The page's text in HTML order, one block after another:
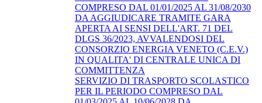
COMPRESO DAL 01/01/2025 AL 31/08/2030
DA AGGIUDICARE TRAMITE GARA
APERTA AI SENSI DELL'ART. 71 DEL
DLGS 36/2023, AVVALENDOSI DEL
CONSORZIO ENERGIA VENETO (C.E.V.)
IN QUALITA' DI CENTRALE UNICA DI
COMMITTENZA
SERVIZIO DI TRASPORTO SCOLASTICO
PER IL PERIODO COMPRESO DAL